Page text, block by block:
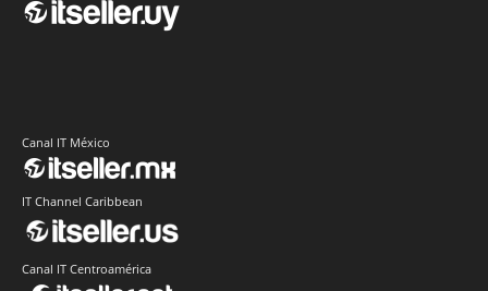
Canal IT México
IT Channel Caribbean
Canal IT Centroamérica